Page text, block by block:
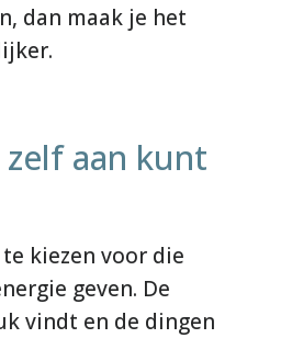
dan maak je het
zelf aan kunt
kiezen voor die
geven. De
vindt en de dingen